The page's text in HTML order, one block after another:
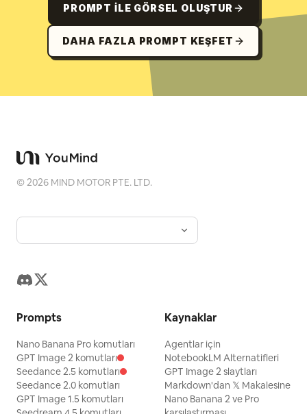
PROMPT ILE GÖRSEL OLUŞTUR
DAHA FAZLA PROMPT KEŞFET
©2026 MIND MOTOR PTE. LTD.
Prompts
Nano Banana Pro komutları
GPT Image 2 komutları
Seedance 2.5 komutları
Seedance 2.0 komutları
GPT Image 1.5 komutları
Kaynaklar
Agentlar için
NotebookLM Alternatifleri
GPT Image 2 slaytları
Markdown'dan 𝕏 Makalesine
Nano Banana 2 ve Pro